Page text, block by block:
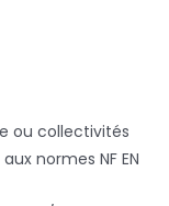
ou collectivités
normes NF EN